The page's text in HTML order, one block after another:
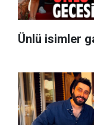
Ünlü isimler